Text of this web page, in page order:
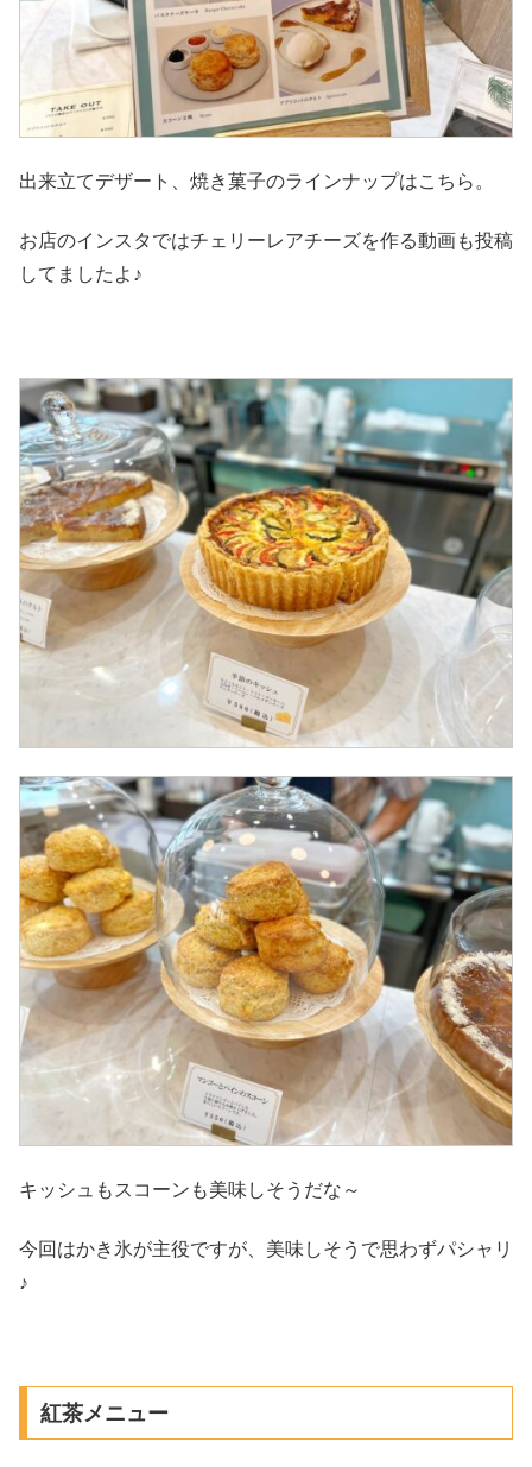
出来立てデザート、焼き菓子のラインナップはこちら。
お店のインスタではチェリーレアチーズを作る動画も投稿
してましたよ♪
キッシュもスコーンも美味しそうだな～
今回はかき氷が主役ですが、美味しそうで思わずパシャリ
♪
紅茶メニュー